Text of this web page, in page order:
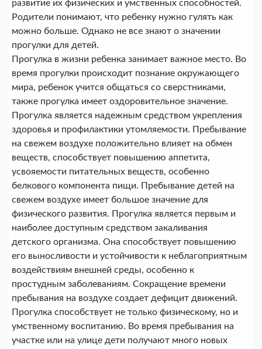
развитие их физических и умственных способностей.
Родители понимают, что ребенку нужно гулять как
можно больше. Однако не все знают о значении
прогулки для детей.
Прогулка в жизни ребенка занимает важное место. Во
время прогулки происходит познание окружающего
мира, ребенок учится общаться со сверстниками,
также прогулка имеет оздоровительное значение.
Прогулка является надежным средством укрепления
здоровья и профилактики утомляемости. Пребывание
на свежем воздухе положительно влияет на обмен
веществ, способствует повышению аппетита,
усвояемости питательных веществ, особенно
белкового компонента пищи. Пребывание детей на
свежем воздухе имеет большое значение для
физического развития. Прогулка является первым и
наиболее доступным средством закаливания
детского организма. Она способствует повышению
его выносливости и устойчивости к неблагоприятным
воздействиям внешней среды, особенно к
простудным заболеваниям. Сокращение времени
пребывания на воздухе создает дефицит движений.
Прогулка способствует не только физическому, но и
умственному воспитанию. Во время пребывания на
участке или на улице дети получают много новых